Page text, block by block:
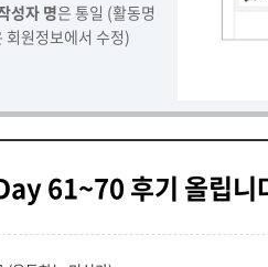
성자 명은 통일 (활동명
회원정보에서 수정)
61~70 후기 올립니